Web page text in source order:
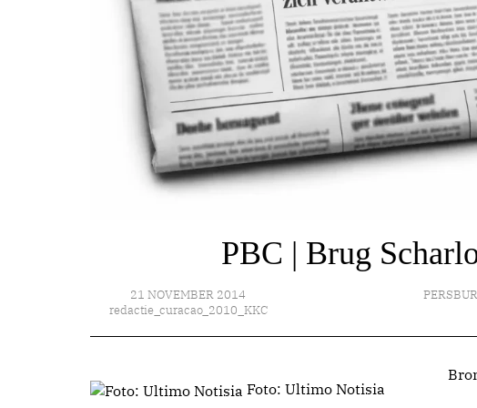
PBC | Brug
21 NOVEMBER 2014
redactie_curacao_2010_KKC
Foto: Ultimo Notisia